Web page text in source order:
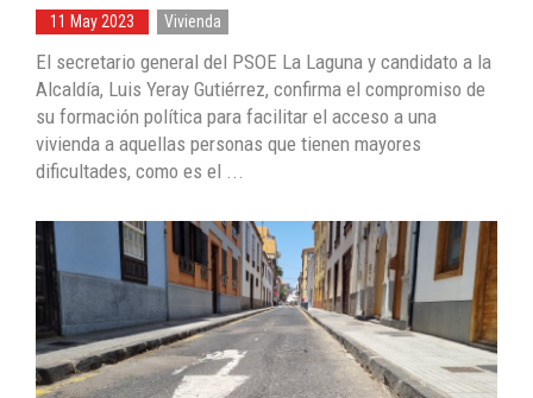
11 May 2023 Vivienda
El secretario general del PSOE La Laguna y candidato a la
Alcaldía, Luis Yeray Gutiérrez, confirma el compromiso de
su formación política para facilitar el acceso a una
vivienda a aquellas personas que tienen mayores
dificultades, como es el ...